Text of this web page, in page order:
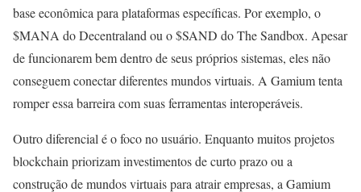
base econômica para plataformas específicas. Por exemplo, o
$MANA do Decentraland ou o $SAND do The Sandbox. Apesar
de funcionarem bem dentro de seus próprios sistemas, eles não
conseguem conectar diferentes mundos virtuais. A Gamium tenta
romper essa barreira com suas ferramentas interoperáveis.
Outro diferencial é o foco no usuário. Enquanto muitos projetos
blockchain priorizam investimentos de curto prazo ou a
construção de mundos virtuais para atrair empresas, a Gamium